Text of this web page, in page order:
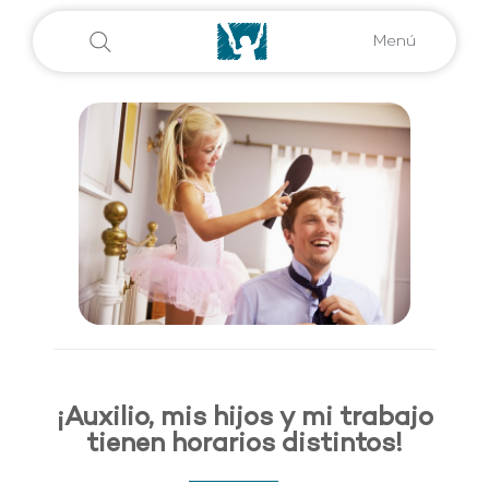
Menú
¡Auxilio, mis hijos y mi trabajo
tienen horarios distintos!